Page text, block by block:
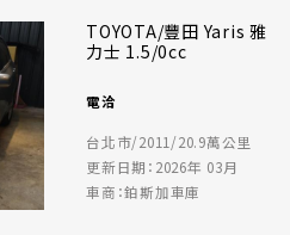
TOYOTA/豐田 Yaris 雅
力士 1.5/0cc
電洽
台北市/2011/20.9萬公里
更新日期：2026年 03月
車商：鉑斯加車庫